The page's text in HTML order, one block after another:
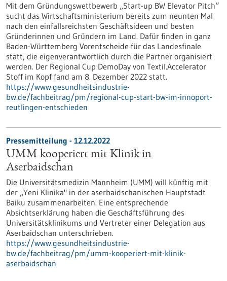
Mit dem Gründungswettbewerb „Start-up BW Elevator Pitch“
sucht das Wirtschaftsministerium bereits zum neunten Mal
nach den einfallsreichsten Geschäftsideen und besten
Gründerinnen und Gründern im Land. Dafür finden in ganz
Baden-Württemberg Vorentscheide für das Landesfinale
statt, die eigenverantwortlich durch die Partner organisiert
werden. Der Regional Cup DemoDay von Textil.Accelerator
Stoff im Kopf fand am 8. Dezember 2022 statt.
https://www.gesundheitsindustrie-
bw.de/fachbeitrag/pm/regional-cup-start-bw-im-innoport-
reutlingen-entschieden
Pressemitteilung - 12.12.2022
UMM kooperiert mit Klinik in
Aserbaidschan
Die Universitätsmedizin Mannheim (UMM) will künftig mit
der „Yeni Klinika" in der aserbaidschanischen Hauptstadt
Baiku zusammenarbeiten. Eine entsprechende
Absichtserklärung haben die Geschäftsführung des
Universitätsklinikums und Vertreter einer Delegation aus
Aserbaidschan unterschrieben.
https://www.gesundheitsindustrie-
bw.de/fachbeitrag/pm/umm-kooperiert-mit-klinik-
aserbaidschan